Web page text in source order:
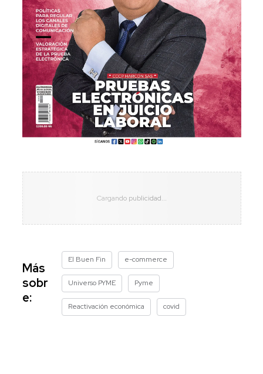
Más
sobr
e:
El Buen Fin e-commerce
Universo PYME Pyme
Reactivación económica covid